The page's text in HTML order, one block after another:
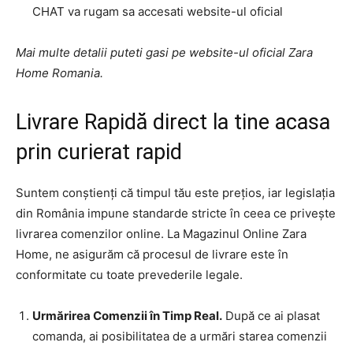
CHAT va rugam sa accesati website-ul oficial
Mai multe detalii puteti gasi pe website-ul oficial Zara
Home Romania.
Livrare Rapidă direct la tine acasa
prin curierat rapid
Suntem conștienți că timpul tău este prețios, iar legislația
din România impune standarde stricte în ceea ce privește
livrarea comenzilor online. La Magazinul Online Zara
Home, ne asigurăm că procesul de livrare este în
conformitate cu toate prevederile legale.
Urmărirea Comenzii în Timp Real. După ce ai plasat
comanda, ai posibilitatea de a urmări starea comenzii